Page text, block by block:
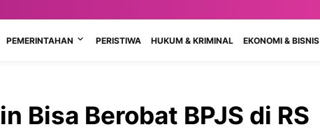
PEMERINTAHAN PERISTIWA HUKUM & KRIMINAL EKONOMI & BISNIS
Bisa Berobat BPJS di RS